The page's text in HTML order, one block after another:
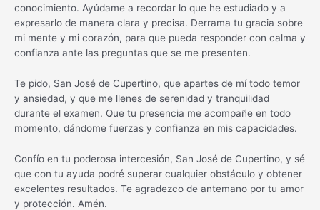
conocimiento. Ayúdame a recordar lo que he estudiado y a
expresarlo de manera clara y precisa. Derrama tu gracia sobre
mi mente y mi corazón, para que pueda responder con calma y
confianza ante las preguntas que se me presenten.
Te pido, San José de Cupertino, que apartes de mí todo temor
y ansiedad, y que me llenes de serenidad y tranquilidad
durante el examen. Que tu presencia me acompañe en todo
momento, dándome fuerzas y confianza en mis capacidades.
Confío en tu poderosa intercesión, San José de Cupertino, y sé
que con tu ayuda podré superar cualquier obstáculo y obtener
excelentes resultados. Te agradezco de antemano por tu amor
y protección. Amén.